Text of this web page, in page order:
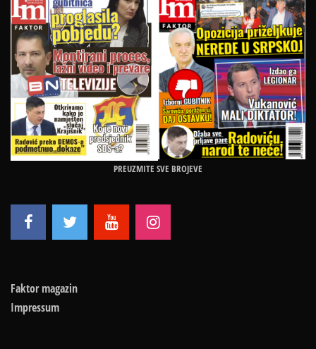
PREUZMITE SVE BROJEVE
Faktor magazin
Impressum